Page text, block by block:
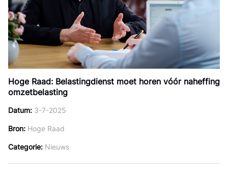
Hoge Raad: Belastingdienst moet horen vóór naheffing
omzetbelasting
Datum 3-7-2025
Bron Hoge Raad
Categorie Nieuws